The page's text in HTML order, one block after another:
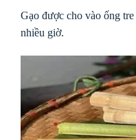
Gạo được cho vào ống
nhiều giờ.